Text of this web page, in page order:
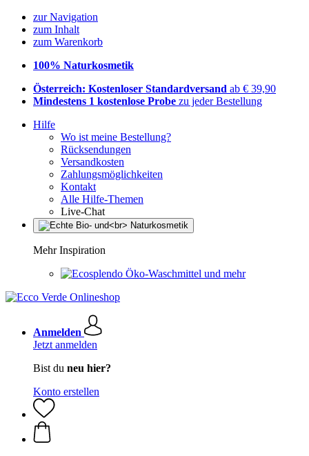
zur Navigation
zum Inhalt
zum Warenkorb
100% Naturkosmetik
Österreich: Kostenloser Standardversand ab € 39,90
Mindestens 1 kostenlose Probe zu jeder Bestellung
Hilfe
Wo ist meine Bestellung?
Rücksendungen
Versandkosten
Zahlungsmöglichkeiten
Kontakt
Alle Hilfe-Themen
Live-Chat
Mehr Inspiration
Öko-Waschmittel und mehr
Anmelden
Jetzt anmelden
Bist du neu hier?
Konto erstellen